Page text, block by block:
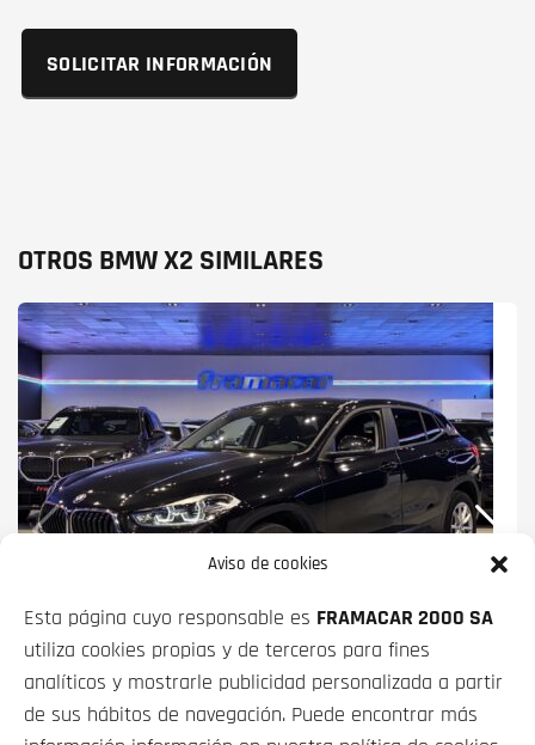
Aviso de cookies
Esta página cuyo responsable es FRAMACAR 2000 SA
utiliza cookies propias y de terceros para fines
analíticos y mostrarle publicidad personalizada a partir
de sus hábitos de navegación. Puede encontrar más
OTROS BMW X2 SIMILARES
BMW X2XDRIVE20D 140 KW (190
CV)